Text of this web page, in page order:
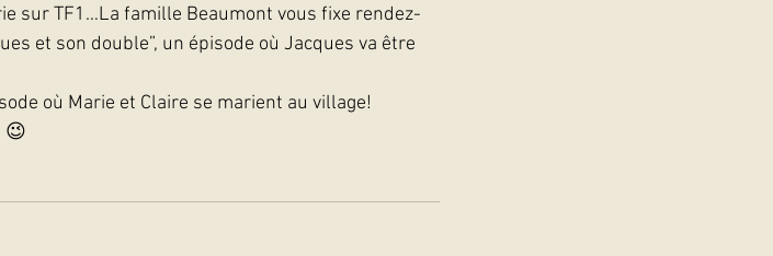
sur TF1…La famille Beaumont vous fixe rendez-
et son double”, un épisode où Jacques va être
où Marie et Claire se marient au village!
😉